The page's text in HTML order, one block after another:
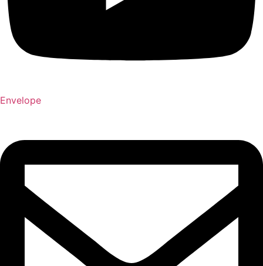
Envelope